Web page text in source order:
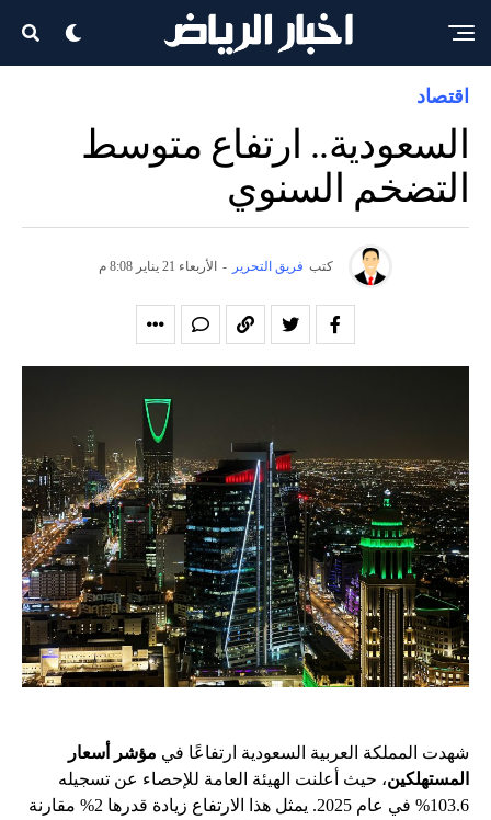
اقتصاد
السعودية.. ارتفاع متوسط
التضخم السنوي
كتب فريق التحرير - الأربعاء 21 يناير 8:08 م
شهدت المملكة العربية السعودية ارتفاعًا في مؤشر أسعار
المستهلكين، حيث أعلنت الهيئة العامة للإحصاء عن تسجيله
103.6% في عام 2025. يمثل هذا الارتفاع زيادة قدرها 2% مقارنة